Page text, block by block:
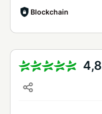
Blockchain
4,8